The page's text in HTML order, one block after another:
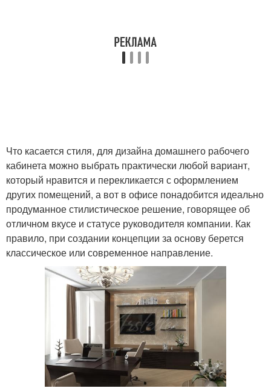
Что касается стиля, для дизайна домашнего рабочего
кабинета можно выбрать практически любой вариант,
который нравится и перекликается с оформлением
других помещений, а вот в офисе понадобится идеально
продуманное стилистическое решение, говорящее об
отличном вкусе и статусе руководителя компании. Как
правило, при создании концепции за основу берется
классическое или современное направление.